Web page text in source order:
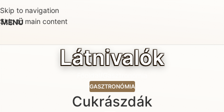
Skip to navigation
Skip to main content
MENÜ
Látnivalók
GASZTRONÓMIA
Cukrászdák